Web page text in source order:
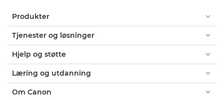
Produkter
Tjenester og løsninger
Hjelp og støtte
Læring og utdanning
Om Canon